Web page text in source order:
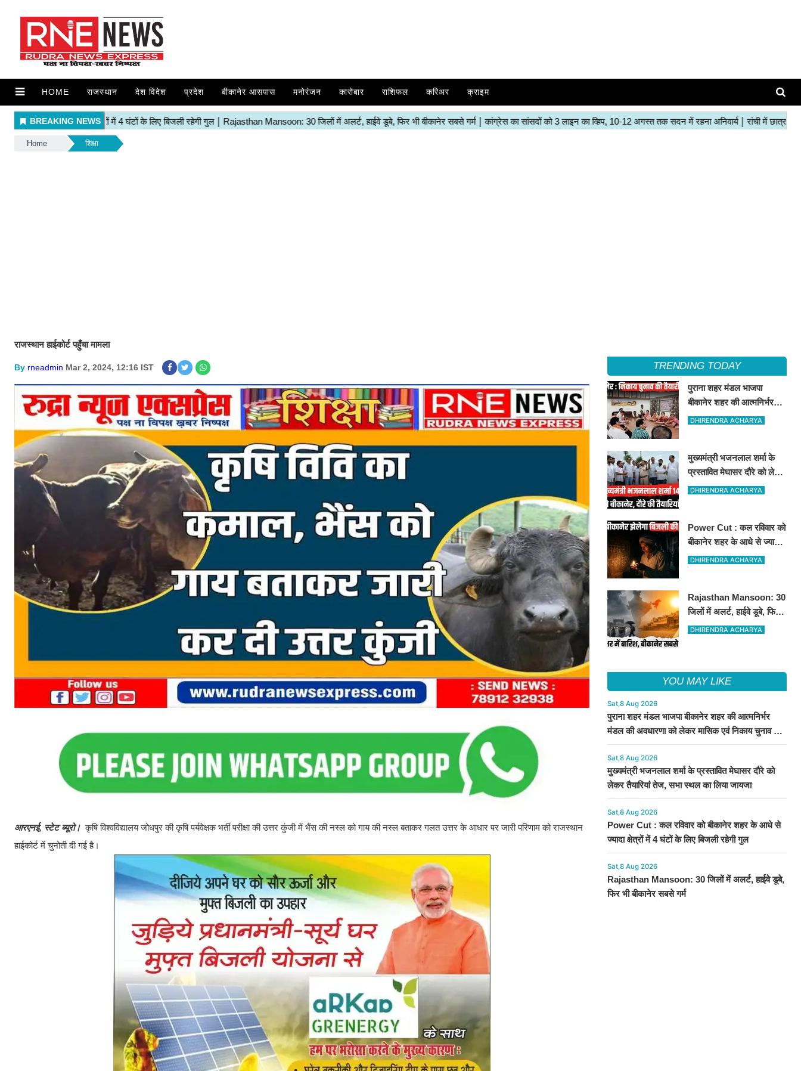
HOME राजस्थान देश विदेश प्रदेश बीकानेर आसपास मनोरंजन कारोबार राशिफल करिअर क्राइम
Home शिक्षा
राजस्थान हाईकोर्ट पहुँचा मामला
By rneadmin Mar 2, 2024, 12:16 IST
आरएनई, स्टेट ब्यूरो। कृषि विश्वविद्यालय जोधपुर की कृषि पर्यवेक्षक भर्ती परीक्षा की उत्तर कुंजी में भैंस की नस्ल को गाय की नस्ल बताकर गलत उत्तर के आधार पर जारी परिणाम को राजस्थान
हाईकोर्ट में चुनोती दी गई है।
TRENDING TODAY
पुराना शहर मंडल भाजपा
बीकानेर शहर की आत्मनिर्भर
मंडल की अवधारणा को लेकर
DHIRENDRA ACHARYA
मुख्यमंत्री भजनलाल शर्मा के
प्रस्तावित मेघासर दौरे को लेकर
तैयारियां तेज, सभा स्थल का
DHIRENDRA ACHARYA
Power Cut : कल रविवार को
बीकानेर शहर के आधे से ज्यादा
क्षेत्रों में 4 घंटों के लिए बिजली
DHIRENDRA ACHARYA
Rajasthan Mansoon: 30
जिलों में अलर्ट, हाईवे डूबे, फिर
भी बीकानेर सबसे गर्म
DHIRENDRA ACHARYA
YOU MAY LIKE
Sat,8 Aug 2026
पुराना शहर मंडल भाजपा बीकानेर शहर की आत्मनिर्भर
मंडल की अवधारणा को लेकर मासिक एवं निकाय चुनाव की
तैयारी बैठक सम्पन्न"
Sat,8 Aug 2026
मुख्यमंत्री भजनलाल शर्मा के प्रस्तावित मेघासर दौरे को
लेकर तैयारियां तेज, सभा स्थल का लिया जायजा
Sat,8 Aug 2026
Power Cut : कल रविवार को बीकानेर शहर के आधे से
ज्यादा क्षेत्रों में 4 घंटों के लिए बिजली रहेगी गुल
Sat,8 Aug 2026
Rajasthan Mansoon: 30 जिलों में अलर्ट, हाईवे डूबे,
फिर भी बीकानेर सबसे गर्म